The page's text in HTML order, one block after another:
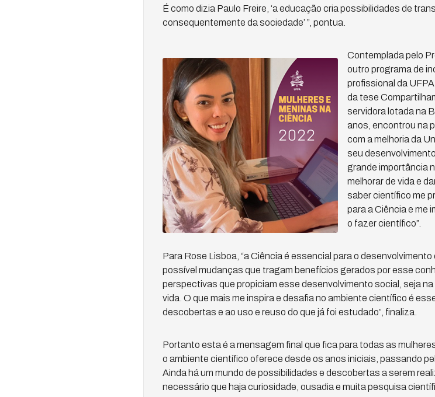
É como dizia Paulo Freire, ‘a educação cria possibilidades de
consequentemente da sociedade’ ”, pontua.
Contemplada pelo
outro programa de
profissional da
da tese
servidora lotada na
anos, encontrou na
com a melhoria da
seu
grande importância
melhorar de vida e
saber científico me
para a Ciência e me
o fazer científico”.
Para Rose Lisboa, “a Ciência é essencial para o
possível mudanças que tragam benefícios gerados por esse
perspectivas que propiciam esse desenvolvimento social, seja
vida. O que mais me inspira e desafia no ambiente científico é
descobertas e ao uso e reuso do que já foi estudado”, finaliza.
Portanto esta é a mensagem final que fica para todas as
o ambiente científico oferece desde os anos iniciais, passando
Ainda há um mundo de possibilidades e descobertas a serem
necessário que haja curiosidade, ousadia e muita pesquisa